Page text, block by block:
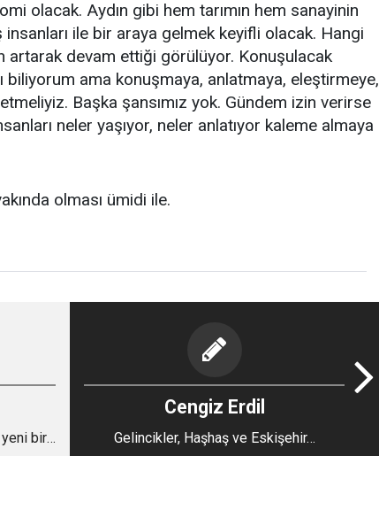
olacak. Aydın gibi hem tarımın hem sanayinin
ile bir araya gelmek keyifli olacak. Hangi
artarak devam ettiği görülüyor. Konuşulacak
biliyorum ama konuşmaya, anlatmaya, eleştirmeye,
Başka şansımız yok. Gündem izin verirse
neler yaşıyor, neler anlatıyor kaleme almaya
olması ümidi ile.
yeni bir
Cengiz Erdil
Gelincikler, Haşhaş ve Eskişehir…